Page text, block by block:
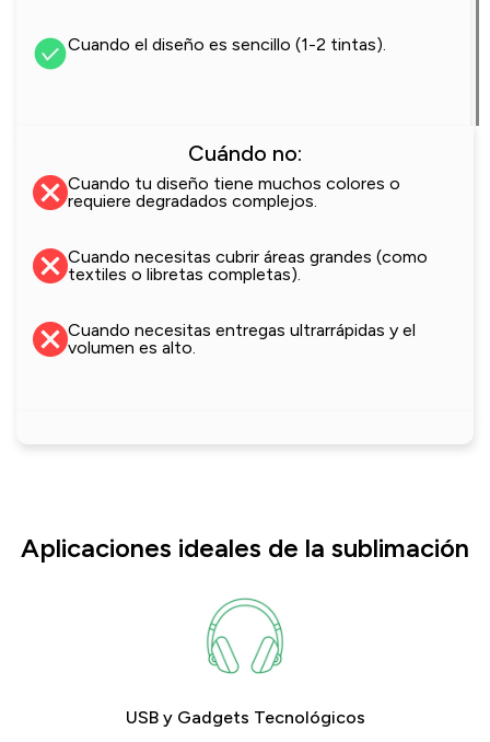
Cuando el diseño es sencillo (1-2 tintas).
Cuándo no:
Cuando tu diseño tiene muchos colores o
requiere degradados complejos.
Cuando necesitas cubrir áreas grandes (como
textiles o libretas completas).​
Cuando necesitas entregas ultrarrápidas y el
volumen es alto.
Aplicaciones ideales de la sublimación
USB y Gadgets Tecnológicos​